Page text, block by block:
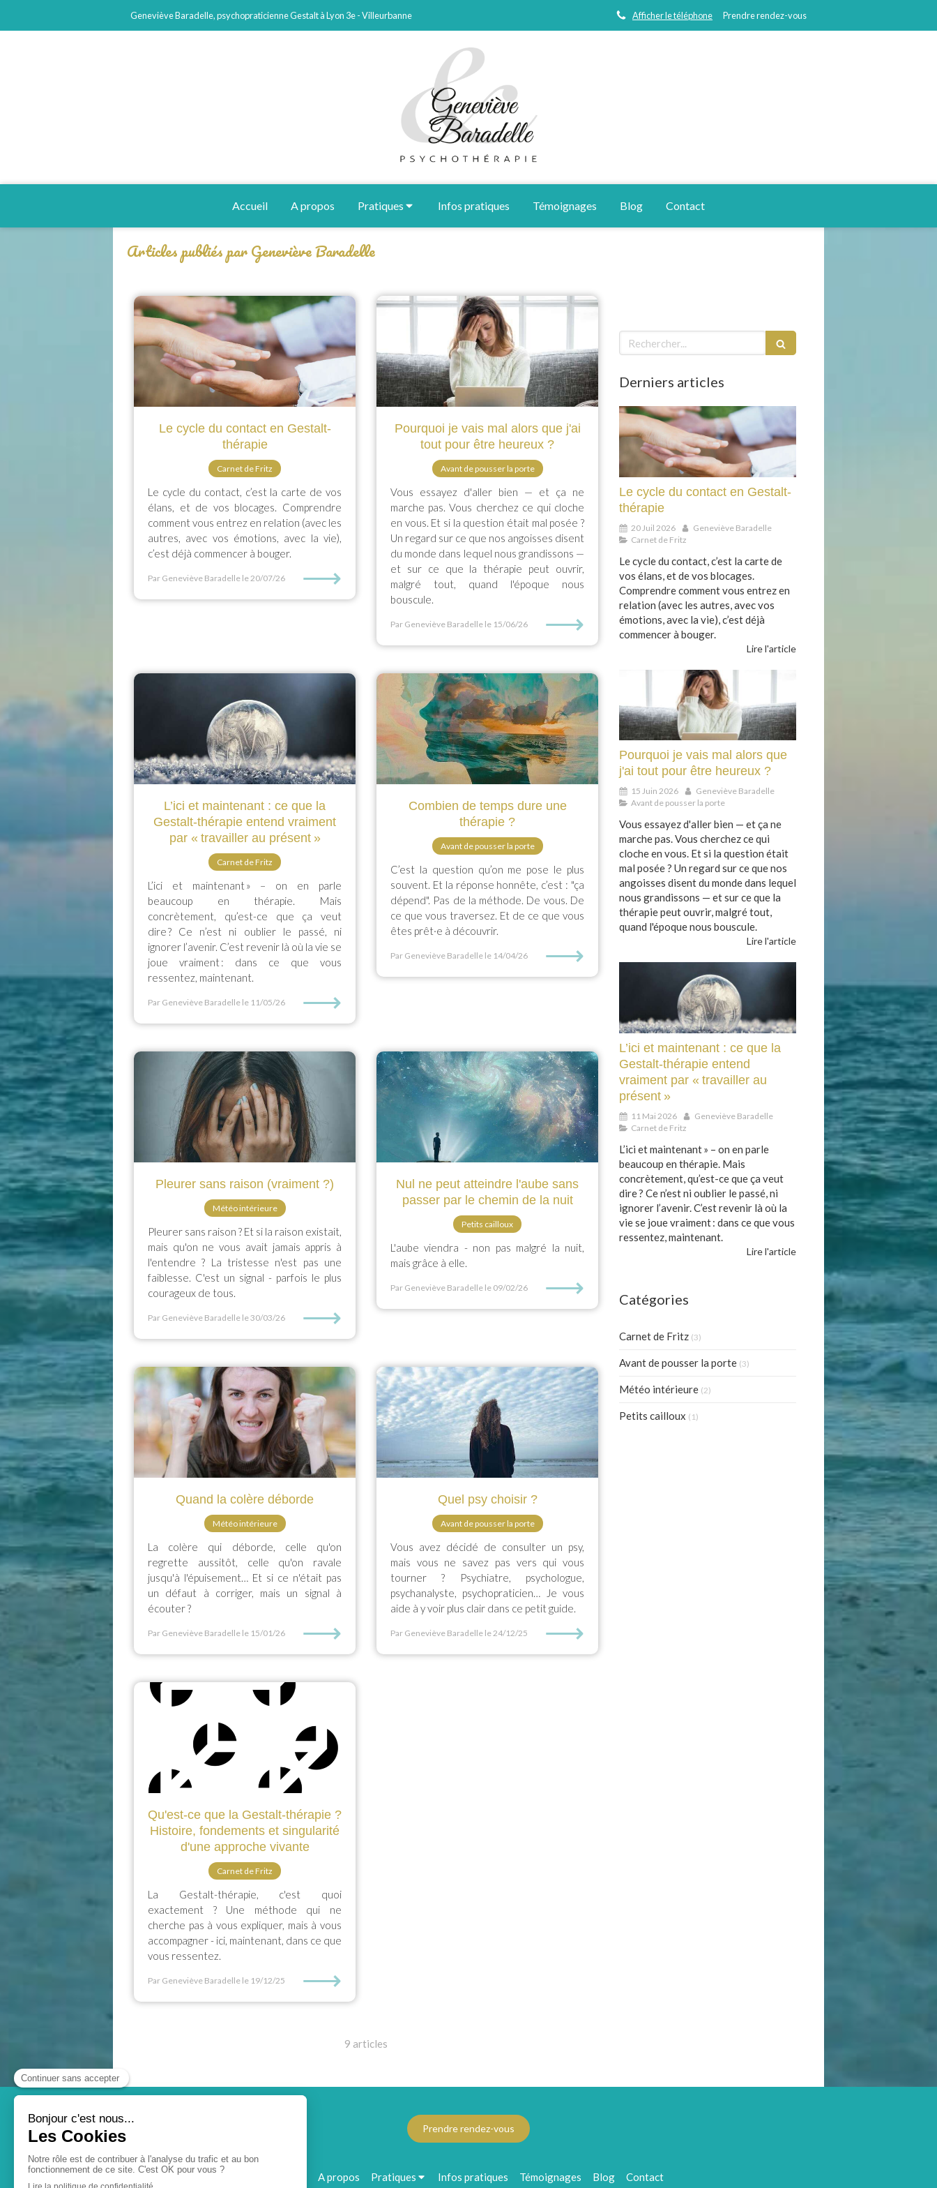
Geneviève Baradelle, psychopraticienne Gestalt à Lyon 3e - Villeurbanne Prendre rendez-vous
Afficher le téléphone
Accueil A propos Pratiques Infos pratiques Témoignages Blog Contact
Articles publiés par Geneviève Baradelle
Le cycle du contact en Gestalt-
thérapie
Carnet de Fritz
Le cycle du contact, c’est la carte de vos
élans, et de vos blocages. Comprendre
comment vous entrez en relation (avec les
autres, avec vos émotions, avec la vie),
c’est déjà commencer à bouger.
Par Geneviève Baradelle le 20/07/26 ⟶
Pourquoi je vais mal alors que j'ai
tout pour être heureux ?
Avant de pousser la porte
Vous essayez d'aller bien — et ça ne
marche pas. Vous cherchez ce qui cloche
en vous. Et si la question était mal posée ?
Un regard sur ce que nos angoisses disent
du monde dans lequel nous grandissons —
et sur ce que la thérapie peut ouvrir,
malgré tout, quand l'époque nous
bouscule.
Par Geneviève Baradelle le 15/06/26 ⟶
L’ici et maintenant : ce que la
Gestalt-thérapie entend vraiment
par « travailler au présent »
Carnet de Fritz
L’ici et maintenant » – on en parle
beaucoup en thérapie. Mais
concrètement, qu’est-ce que ça veut
dire ? Ce n’est ni oublier le passé, ni
ignorer l’avenir. C’est revenir là où la vie se
joue vraiment : dans ce que vous
ressentez, maintenant.
Par Geneviève Baradelle le 11/05/26 ⟶
Combien de temps dure une
thérapie ?
Avant de pousser la porte
C’est la question qu’on me pose le plus
souvent. Et la réponse honnête, c’est : "ça
dépend". Pas de la méthode. De vous. De
ce que vous traversez. Et de ce que vous
êtes prêt·e à découvrir.
Par Geneviève Baradelle le 14/04/26 ⟶
Pleurer sans raison (vraiment ?)
Météo intérieure
Pleurer sans raison ? Et si la raison existait,
mais qu'on ne vous avait jamais appris à
l'entendre ? La tristesse n'est pas une
faiblesse. C'est un signal - parfois le plus
courageux de tous.
Par Geneviève Baradelle le 30/03/26 ⟶
Nul ne peut atteindre l'aube sans
passer par le chemin de la nuit
Petits cailloux
L'aube viendra - non pas malgré la nuit,
mais grâce à elle.
Par Geneviève Baradelle le 09/02/26 ⟶
Quand la colère déborde
Météo intérieure
La colère qui déborde, celle qu'on
regrette aussitôt, celle qu'on ravale
jusqu'à l'épuisement… Et si ce n'était pas
un défaut à corriger, mais un signal à
écouter ?
Par Geneviève Baradelle le 15/01/26 ⟶
Quel psy choisir ?
Avant de pousser la porte
Vous avez décidé de consulter un psy,
mais vous ne savez pas vers qui vous
tourner ? Psychiatre, psychologue,
psychanalyste, psychopraticien… Je vous
aide à y voir plus clair dans ce petit guide.
Par Geneviève Baradelle le 24/12/25 ⟶
Qu'est-ce que la Gestalt-thérapie ?
Histoire, fondements et singularité
d'une approche vivante
Carnet de Fritz
La Gestalt-thérapie, c'est quoi
exactement ? Une méthode qui ne
cherche pas à vous expliquer, mais à vous
accompagner - ici, maintenant, dans ce que
vous ressentez.
Par Geneviève Baradelle le 19/12/25 ⟶
9 articles
Rechercher
Derniers articles
Le cycle du contact en Gestalt-
thérapie
20 Juil 2026
Geneviève Baradelle
Carnet de Fritz
Le cycle du contact, c’est la carte de
vos élans, et de vos blocages.
Comprendre comment vous entrez en
relation (avec les autres, avec vos
émotions, avec la vie), c’est déjà
commencer à bouger.
Lire l'article
Pourquoi je vais mal alors que
j'ai tout pour être heureux ?
15 Juin 2026
Geneviève Baradelle
Avant de pousser la porte
Vous essayez d'aller bien — et ça ne
marche pas. Vous cherchez ce qui
cloche en vous. Et si la question était
mal posée ? Un regard sur ce que nos
angoisses disent du monde dans lequel
nous grandissons — et sur ce que la
thérapie peut ouvrir, malgré tout,
quand l'époque nous bouscule.
Lire l'article
L’ici et maintenant : ce que la
Gestalt-thérapie entend
vraiment par « travailler au
présent »
11 Mai 2026
Geneviève Baradelle
Carnet de Fritz
L’ici et maintenant » – on en parle
beaucoup en thérapie. Mais
concrètement, qu’est-ce que ça veut
dire ? Ce n’est ni oublier le passé, ni
ignorer l’avenir. C’est revenir là où la
vie se joue vraiment : dans ce que vous
ressentez, maintenant.
Lire l'article
Catégories
Carnet de Fritz (3)
Avant de pousser la porte (3)
Météo intérieure (2)
Petits cailloux (1)
Prendre rendez-vous
A propos Pratiques Infos pratiques Témoignages Blog Contact